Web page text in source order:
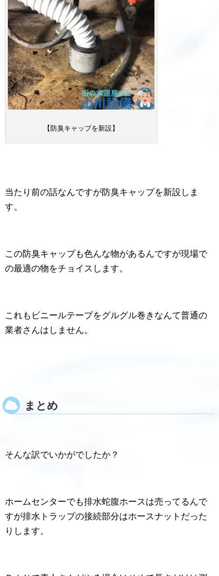
【防臭キャップを新設】
当たり前の話なんですが防臭キャップを新設しま
す。
この防臭キャップも色んな物があるんですが現場で
の最適の物をチョイスします。
これもビニールテープをグルグル巻きなんて普通の
業者さんはしません。
まとめ
そんな訳でいかがでしたか？
ホームセンターでも排水蛇腹ホースは売ってるんで
すが排水トラップの接続部分はホースナットだった
りします。